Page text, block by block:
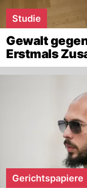
Studie
Gewalt
Erstmals
Gerichtspapiere